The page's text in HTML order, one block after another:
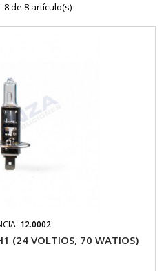
de 8 artículo(s)
12.0002
(24 VOLTIOS, 70 WATIOS)